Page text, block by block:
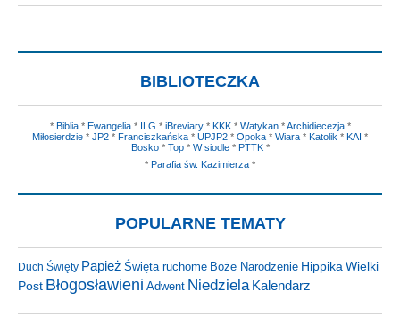
BIBLIOTECZKA
* Biblia* Ewangelia* ILG * iBreviary* KKK* Watykan*Archidiecezja*
Miłosierdzie * JP2 * Franciszkańska * UPJP2 * Opoka * Wiara * Katolik * KAI *
Bosko* Top* W siodle* PTTK*
* Parafia św. Kazimierza *
POPULARNE TEMATY
Duch Święty Papież Święta ruchome Boże Narodzenie Hippika Wielki
Post Błogosławieni Adwent Niedziela Kalendarz